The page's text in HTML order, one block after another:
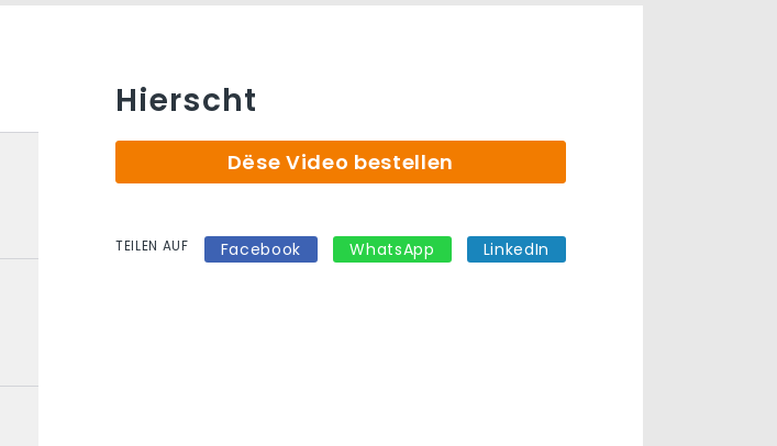
Hierscht
Dëse Video bestellen
TEILEN AUF Facebook WhatsApp LinkedIn